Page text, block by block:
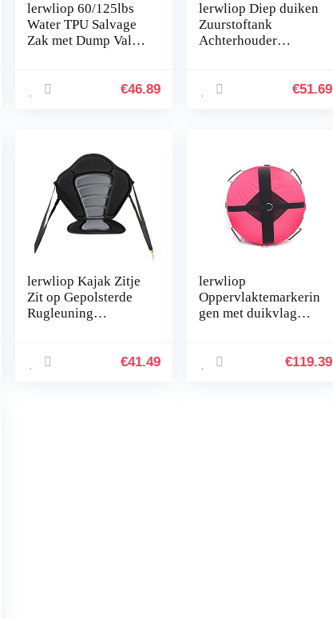
lerwliop 60/125lbs
Water TPU Salvage
Zak met Dump Valve
Professionele Werk
€46.89
lerwliop Diep duiken
Zuurstoftank
Achterhouder
duty accessoire -€51.69
lerwliop Kajak Zitje
Zit op Gepolsterde
Rugleuning
Rugsteun Pad Buiten
€41.49
lerwliop
Oppervlaktemarkerin
gen met duikvlag
Duikuitrusting
€119.39